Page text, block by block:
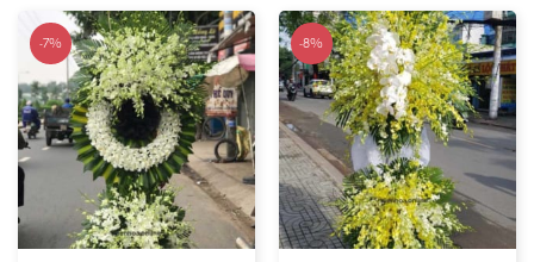
-7% -8%